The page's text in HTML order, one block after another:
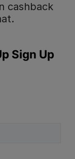
cashback